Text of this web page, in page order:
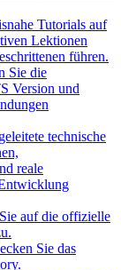
Tutorials auf
Lektionen
führen.
Sie die
Version und
technische
reale
auf die offizielle
Sie das